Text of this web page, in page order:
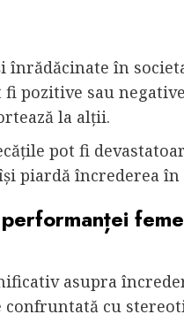
în
pozitive sau
la alții.
pot fi
piardă încrederea în
asupra
confruntată cu